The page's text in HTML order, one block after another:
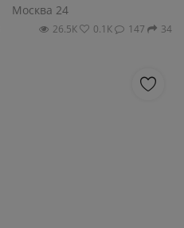
Москва 24
26.5К 0.1К 147 34